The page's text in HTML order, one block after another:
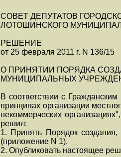
СОВЕТ ДЕПУТАТОВ
ЛОТОШИНСКОГО
РЕШЕНИЕ
от 25 февраля 2011 г. N 136/15
О ПРИНЯТИИ ПОРЯДКА
МУНИЦИПАЛЬНЫХ
В соответствии с
принципах организации
некоммерческих
решил:
1. Принять Порядок
(приложение N 1).
2. Опубликовать настоящее